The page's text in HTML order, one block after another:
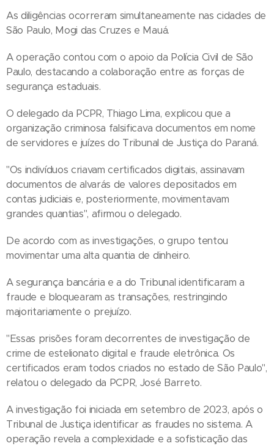
As diligências ocorreram simultaneamente nas cidades de
São Paulo, Mogi das Cruzes e Mauá.
A operação contou com o apoio da Polícia Civil de São
Paulo, destacando a colaboração entre as forças de
segurança estaduais.
O delegado da PCPR, Thiago Lima, explicou que a
organização criminosa falsificava documentos em nome
de servidores e juízes do Tribunal de Justiça do Paraná.
"Os indivíduos criavam certificados digitais, assinavam
documentos de alvarás de valores depositados em
contas judiciais e, posteriormente, movimentavam
grandes quantias", afirmou o delegado.
De acordo com as investigações, o grupo tentou
movimentar uma alta quantia de dinheiro.
A segurança bancária e a do Tribunal identificaram a
fraude e bloquearam as transações, restringindo
majoritariamente o prejuízo.
"Essas prisões foram decorrentes de investigação de
crime de estelionato digital e fraude eletrônica. Os
certificados eram todos criados no estado de São Paulo",
relatou o delegado da PCPR, José Barreto.
A investigação foi iniciada em setembro de 2023, após o
Tribunal de Justiça identificar as fraudes no sistema. A
operação revela a complexidade e a sofisticação das